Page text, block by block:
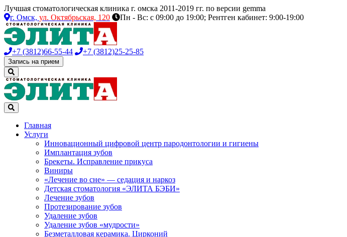
Лучшая стоматологическая клиника г. омска 2011-2019 гг. по версии gemma
г. Омск, ул. Октябрьская, 120 Пн - Вс: с 09:00 до 19:00; Рентген кабинет: 9:00-19:00
+7 (3812)66-55-44 +7 (3812)25-25-85
Запись на прием
Главная
Услуги
Инновационный цифровой центр пародонтологии и гигиены
Имплантация зубов
Брекеты. Исправление прикуса
Виниры
«Лечение во сне» — седация и наркоз
Детская стоматология «ЭЛИТА БЭБИ»
Лечение зубов
Протезирование зубов
Удаление зубов
Удаление зубов «мудрости»
Безметалловая керамика. Цирконий